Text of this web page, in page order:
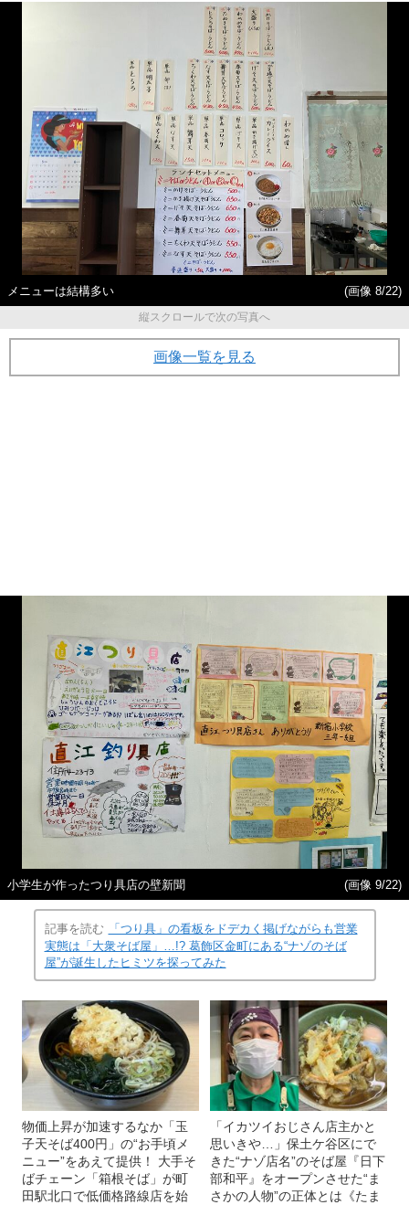
メニューは結構多い
(画像 8/22)
縦スクロールで次の写真へ
画像一覧を見る
小学生が作ったつり具店の壁新聞 (画像 9/22)
記事を読む
「つり具」の看板をドデカく掲げながらも営業
実態は「大衆そば屋」…!? 葛飾区金町にある“ナゾのそば
屋”が誕生したヒミツを探ってみた
物価上昇が加速するなか「玉
子天そば400円」の“お手頃メ
ニュー”をあえて提供！ 大手そ
ばチェーン「箱根そば」が町
田駅北口で低価格路線店を始
「イカツイおじさん店主かと
思いきや…」保土ケ谷区にで
きた“ナゾ店名”のそば屋『日下
部和平』をオープンさせた“ま
さかの人物”の正体とは《たま